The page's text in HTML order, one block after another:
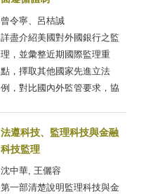
曾令寧、呂桔誠
詳盡介紹美國對外國銀行之監
理，並彙整近期國際監理重
點，擇取其他國家先進立法
例，對比國內外監管要求，協
法遵科技、監理科技與金融
科技監理
沈中華, 王儷容
第一部清楚說明監理科技與金